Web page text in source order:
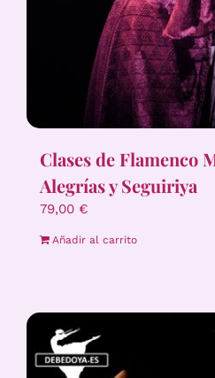
Clases de Flamenco
Alegrías y Seguiriya
79,00 €
Añadir al carrito